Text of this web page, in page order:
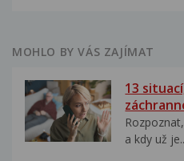
MOHLO BY VÁS ZAJÍMAT
13
a kdy už